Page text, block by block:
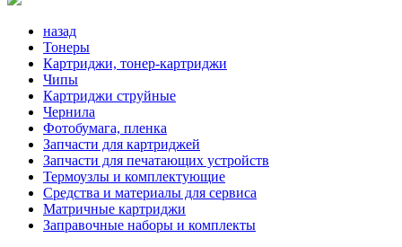
назад
Тонеры
Картриджи, тонер-картриджи
Чипы
Картриджи струйные
Чернила
Фотобумага, пленка
Запчасти для картриджей
Запчасти для печатающих устройств
Термоузлы и комплектующие
Средства и материалы для сервиса
Матричные картриджи
Заправочные наборы и комплекты